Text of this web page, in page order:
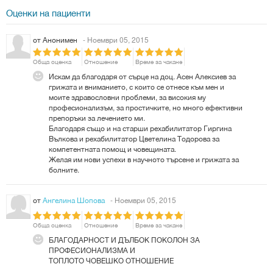
Оценки на пациенти
отАнонимен - Ноември 05, 2015
Обща оценка Отношение Време за чакане
Искам да благодаря от сърце на доц. Асен Алексиев за
грижата и вниманието, с които се отнесе към мен и
моите здравословни проблеми, за високия му
професионализъм, за простичките, но много ефективни
препоръки за лечението ми.
Благодаря също и на старши рехабилитатор Гиргина
Вълкова и рехабилитатор Цветелина Тодорова за
компетентната помощ и човещината.
Желая им нови успехи в научното търсене и грижата за
болните.
отАнгелина Шопова - Ноември 05, 2015
Обща оценка Отношение Време за чакане
БЛАГОДАРНОСТ И ДЪЛБОК ПОКОЛОН ЗА
ПРОФЕСИОНАЛИЗМА И
ТОПЛОТО ЧОВЕШКО ОТНОШЕНИЕ